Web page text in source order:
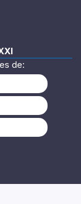
de: